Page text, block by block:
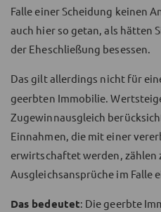
Falle einer Scheidung keinen
auch hier so getan, als hätten
der Eheschließung besessen.
Das gilt allerdings nicht für
geerbten Immobilie.
Zugewinnausgleich
Einnahmen, die mit einer
erwirtschaftet werden, zählen
Ausgleichsansprüche im Falle
Das bedeutet: Die geerbte